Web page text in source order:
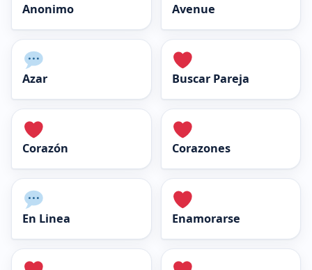
Anonimo Avenue
Azar Buscar Pareja
Corazón Corazones
En Linea Enamorarse